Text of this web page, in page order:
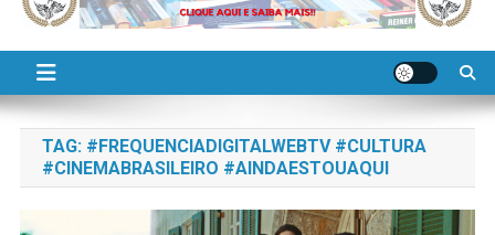
TAG: #FREQUENCIADIGITALWEBTV #CULTURA
#CINEMABRASILEIRO #AINDAESTOUAQUI